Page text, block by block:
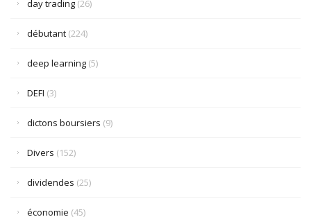
day trading (26)
débutant (224)
deep learning (5)
DEFI (3)
dictons boursiers (9)
Divers (152)
dividendes (25)
économie (45)